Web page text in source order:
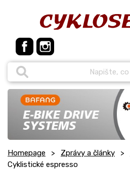
Homepage Zprávy a články
Cyklistické espresso